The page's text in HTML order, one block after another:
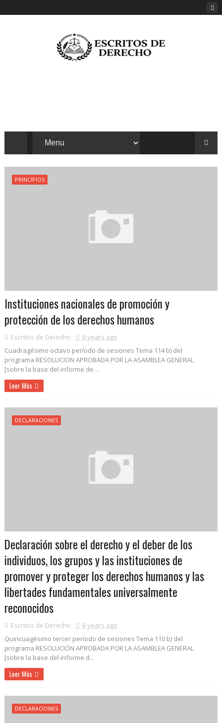
PRINCIPIOS
Instituciones nacionales de promoción y
protección de los derechos humanos
Escritos de Derecho
6 years ago
Cuadragésimo octavo período de sesiones Tema 114 b) del
programa RESOLUCION APROBADA POR LA ASAMBLEA GENERAL
[sobre la base del informe de ...
Leer Más
DECLARACIONES
Declaración sobre el derecho y el deber de los
individuos, los grupos y las instituciones de
promover y proteger los derechos humanos y las
libertades fundamentales universalmente
reconocidos
Escritos de Derecho
6 years ago
Quincuagésimo tercer período de sesiones Tema 110 b) del
programa RESOLUCIÓN APROBADA POR LA ASAMBLEA GENERAL
[sobre la base del informe d...
Leer Más
DECLARACIONES